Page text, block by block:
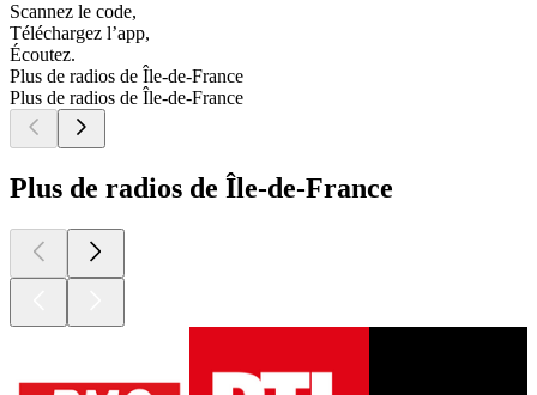
Scannez le code,
Téléchargez l’app,
Écoutez.
Plus de radios de Île-de-France
Plus de radios de Île-de-France
Plus de radios de Île-de-France